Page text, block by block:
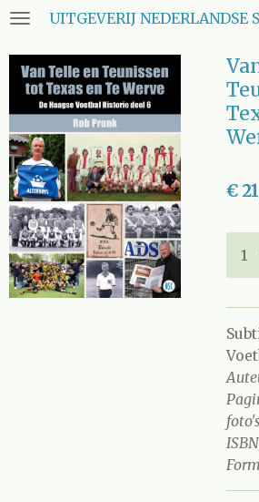
Ga
naar
hoofdinhoud
€